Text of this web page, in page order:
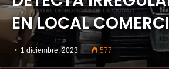
EN LOCAL
1 diciembre, 2023 577